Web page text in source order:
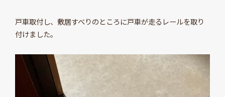
戸車取付し、敷居すべりのところに戸車が走るレールを取り
付けました。